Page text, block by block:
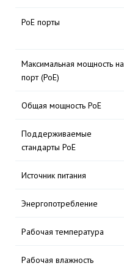
PoE порты
Максимальная мощность на
порт (PoE)
Общая мощность PoE
Поддерживаемые
стандарты PoE
Источник питания
Энергопотребление
Рабочая температура
Рабочая влажность